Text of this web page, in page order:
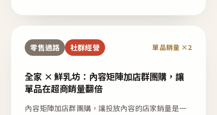
零售通路 社群經營 單品銷量 ×2
全家 × 鮮乳坊：內容矩陣加店群團購，讓
單品在超商銷量翻倍
內容矩陣加店群團購，讓投放內容的店家銷量是一